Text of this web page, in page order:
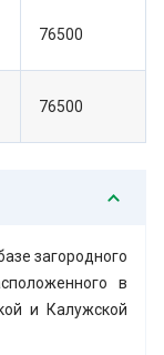
76500
76500
загородного
в
и Калужской